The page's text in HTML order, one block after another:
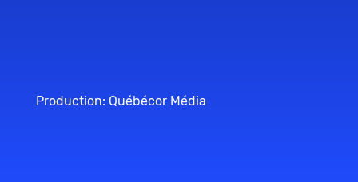
Production: Québécor Média